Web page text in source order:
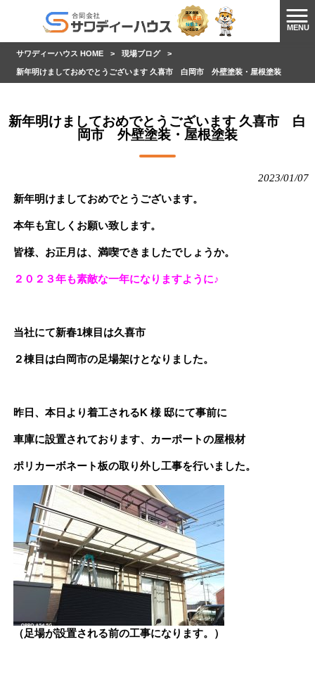
MENU
サワディーハウス HOME > 現場ブログ >
新年明けましておめでとうございます 久喜市 白岡市 外壁塗装・屋根塗装
新年明けましておめでとうございます 久喜市 白
岡市 外壁塗装・屋根塗装
2023/01/07
新年明けましておめでとうございます。
本年も宜しくお願い致します。
皆様、お正月は、満喫できましたでしょうか。
２０２３年も素敵な一年になりますように♪
当社にて新春1棟目は久喜市
２棟目は白岡市の足場架けとなりました。
昨日、本日より着工されるK 様 邸にて事前に
車庫に設置されております、カーポートの屋根材
ポリカーボネート板の取り外し工事を行いました。
（足場が設置される前の工事になります。）